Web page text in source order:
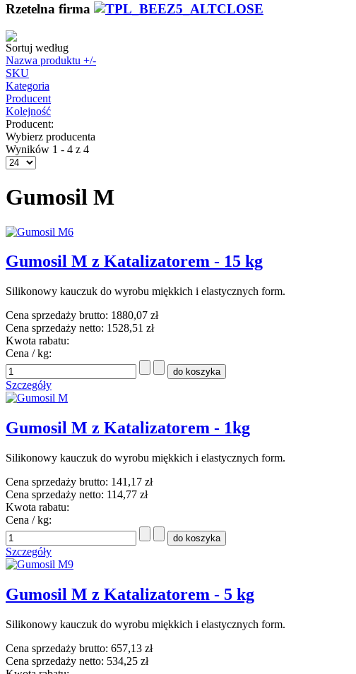
Rzetelna firma
Sortuj według
Nazwa produktu +/-
SKU
Kategoria
Producent
Kolejność
Producent:
Wybierz producenta
Wyników 1 - 4 z 4
Gumosil M
Gumosil M z Katalizatorem - 15 kg
Silikonowy kauczuk do wyrobu miękkich i elastycznych form.
Cena sprzedaży brutto: 1880,07 zł
Cena sprzedaży netto: 1528,51 zł
Kwota rabatu:
Cena / kg:
Szczegóły
Gumosil M z Katalizatorem - 1kg
Silikonowy kauczuk do wyrobu miękkich i elastycznych form.
Cena sprzedaży brutto: 141,17 zł
Cena sprzedaży netto: 114,77 zł
Kwota rabatu:
Cena / kg:
Szczegóły
Gumosil M z Katalizatorem - 5 kg
Silikonowy kauczuk do wyrobu miękkich i elastycznych form.
Cena sprzedaży brutto: 657,13 zł
Cena sprzedaży netto: 534,25 zł